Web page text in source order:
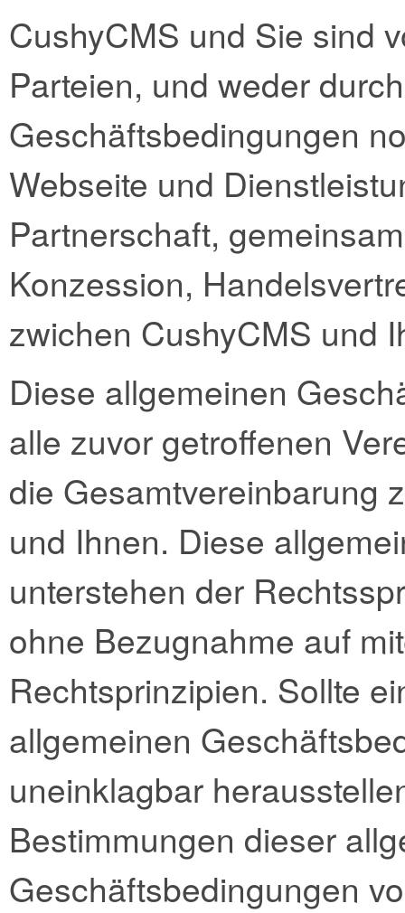
CushyCMS und Sie sind
Parteien, und weder
Geschäftsbedingungen
Webseite und
Partnerschaft,
Konzession,
zwichen CushyCMS und
Diese allgemeinen
alle zuvor getroffenen
die Gesamtvereinbarung
und Ihnen. Diese
unterstehen der
ohne Bezugnahme auf
Rechtsprinzipien. Sollte
allgemeinen
uneinklagbar
Bestimmungen dieser
Geschäftsbedingungen